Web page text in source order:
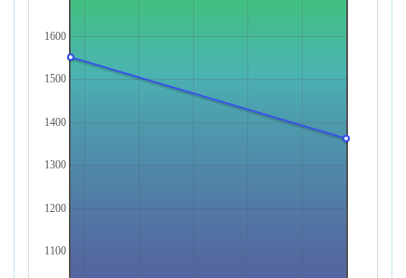
1100
1200
1300
1400
1500
1600